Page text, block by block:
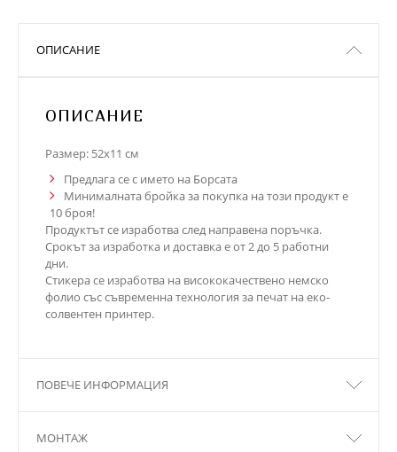
ОПИСАНИЕ
ОПИСАНИЕ
Размер: 52х11 см
Предлага се с името на Борсата
Минималната бройка за покупка на този продукт е
10 броя!
Продуктът се изработва след направена поръчка.
Срокът за изработка и доставка е от 2 до 5 работни
дни.
Стикера се изработва на висококачествено немско
фолио със съвременна технология за печат на еко-
солвентен принтер.
ПОВЕЧЕ ИНФОРМАЦИЯ
МОНТАЖ